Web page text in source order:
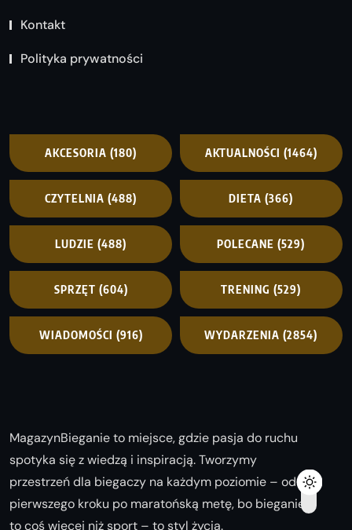
Kontakt
Polityka prywatności
AKCESORIA (180) AKTUALNOŚCI (1464)
CZYTELNIA (488) DIETA (366)
LUDZIE (488) POLECANE (529)
SPRZĘT (604) TRENING (529)
WIADOMOŚCI (916) WYDARZENIA (2854)
MagazynBieganie to miejsce, gdzie pasja do ruchu
spotyka się z wiedzą i inspiracją. Tworzymy
przestrzeń dla biegaczy na każdym poziomie – od
pierwszego kroku po maratońską metę, bo bieganie
to coś więcej niż sport – to styl życia.